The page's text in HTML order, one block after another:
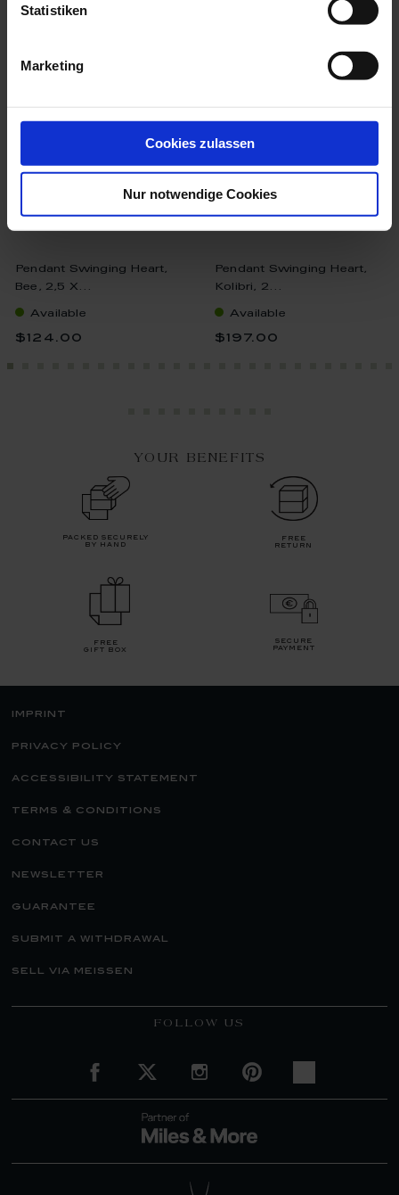
Statistiken
Marketing
Cookies zulassen
Nur notwendige Cookies
more products from the
Pendant Swinging Heart,
Bee, 2,5 X...
Available
$124.00
Pendant Swinging Heart,
Kolibri, 2...
Available
$197.00
YOUR BENEFITS
packed securely
by hand
free
return
free
gift box
secure
payment
imprint
privacy policy
accessibility statement
terms & conditions
contact us
newsletter
guarantee
submit a withdrawal
sell via meissen
FOLLOW US